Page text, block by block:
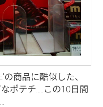
商品に酷似した、
ポテチ.....この10日間